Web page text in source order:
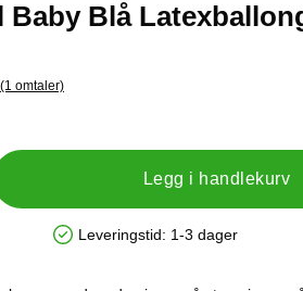
Baby Blå
alle omtaler
(1 omtaler)
Legg i handlekurv
Produkttilgjengelighet: På lager
Leveringstid: 1-3 dager